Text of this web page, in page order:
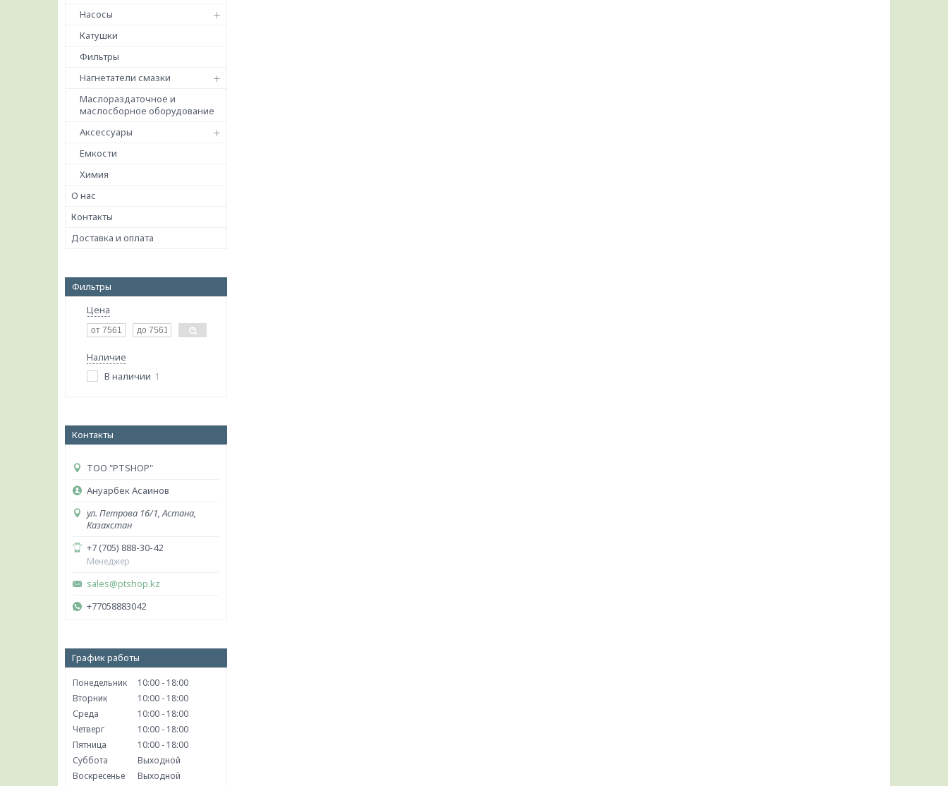
Насосы
Катушки
Фильтры
Нагнетатели смазки
Маслораздаточное и
маслосборное оборудование
Аксессуары
Емкости
Химия
О нас
Контакты
Доставка и оплата
Фильтры
Цена
Наличие
В наличии 1
Контакты
ТОО "PTSHOP"
Ануарбек Асаинов
ул. Петрова 16/1, Астана,
Казахстан
+7 (705) 888-30-42
Менеджер
sales@ptshop.kz
+77058883042
График работы
Понедельник 10:00
18:00
Вторник
10:00
18:00
Среда
10:00
18:00
Четверг
10:00
18:00
Пятница
10:00
18:00
Суббота
Выходной
Воскресенье
Выходной